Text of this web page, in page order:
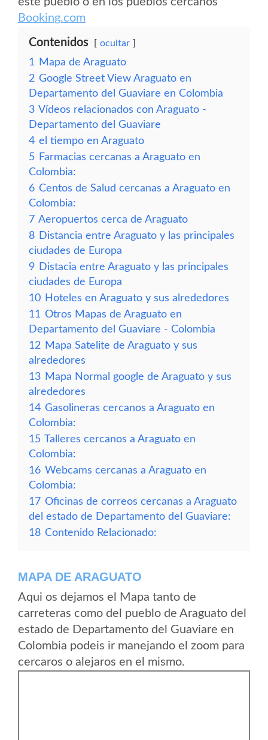
Booking.com
Contenidos ocultar
1
Mapa de Araguato
2 Google Street View Araguato en
Departamento del Guaviare en Colombia
3 Vídeos relacionados con Araguato -
Departamento del Guaviare
4 el tiempo en Araguato
5 Farmacias cercanas a Araguato en
Colombia:
6 Centos de Salud cercanas a Araguato en
Colombia:
7 Aeropuertos cerca de Araguato
8 Distancia entre Araguato y las principales
ciudades de Europa
9 Distacia entre Araguato y las principales
ciudades de Europa
10 Hoteles en Araguato y sus alrededores
11 Otros Mapas de Araguato en
Departamento del Guaviare - Colombia
12 Mapa Satelite de Araguato y sus
alrededores
13 Mapa Normal google de Araguato y sus
alrededores
14 Gasolineras cercanos a Araguato en
Colombia:
15 Talleres cercanos a Araguato en
Colombia:
16 Webcams cercanas a Araguato en
Colombia:
17 Oficinas de correos cercanas a Araguato
del estado de Departamento del Guaviare:
18 Contenido Relacionado:
MAPA DE ARAGUATO
Aqui os dejamos el Mapa tanto de
carreteras como del pueblo de Araguato del
estado de Departamento del Guaviare en
Colombia podeis ir manejando el zoom para
cercaros o alejaros en el mismo.